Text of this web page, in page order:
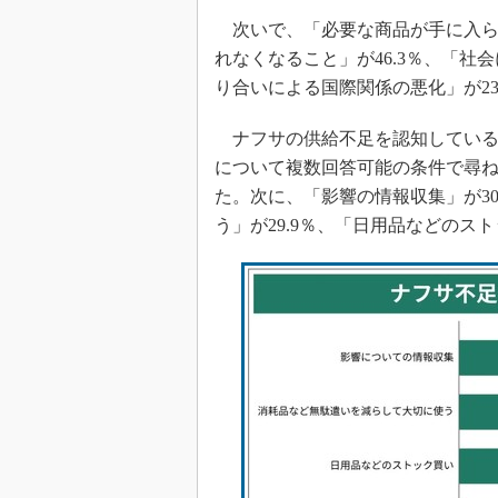
次いで、「必要な商品が手に入
れなくなること」が46.3％、「社
り合いによる国際関係の悪化」が
ナフサの供給不足を認知してい
について複数回答可能の条件で尋
た。次に、「影響の情報収集」が
う」が29.9％、「日用品などのス